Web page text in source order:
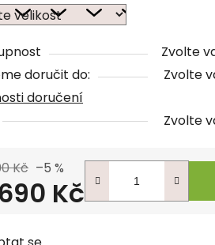
Zvolte
doručit do:
Zvolte
doručení
Zvolte
Kč –5 %
Kč